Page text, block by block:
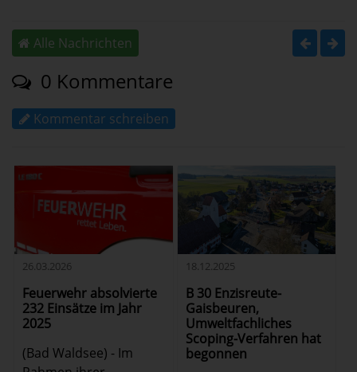
Alle Nachrichten
0 Kommentare
Kommentar schreiben
26.03.2026
Feuerwehr absolvierte
232 Einsätze im Jahr
2025
(Bad Waldsee) - Im
18.12.2025
B 30 Enzisreute-
Gaisbeuren,
Umweltfachliches
Scoping-Verfahren hat
begonnen